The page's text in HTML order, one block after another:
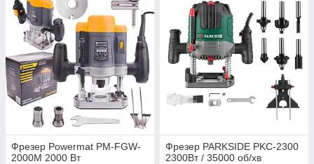
Фрезер Powermat PM-FGW-
2000M 2000 Вт
Фрезер PARKSIDE PKC-2300
2300Вт / 35000 об/хв